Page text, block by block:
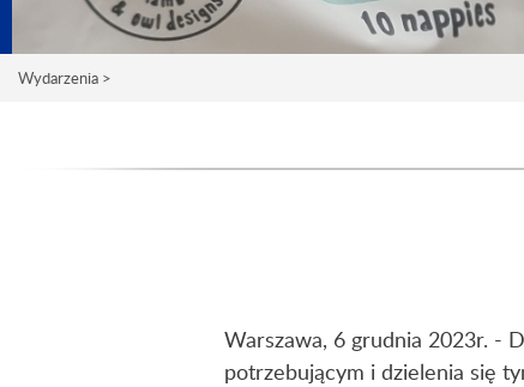
Wydarzenia >
Warszawa, 6 grudnia 2023r. -
potrzebującym i dzielenia się